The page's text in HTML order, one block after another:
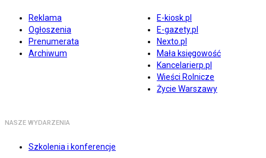
Reklama
Ogłoszenia
Prenumerata
Archiwum
E-kiosk.pl
E-gazety.pl
Nexto.pl
Mała księgowość
Kancelarierp.pl
Wieści Rolnicze
Życie Warszawy
NASZE WYDARZENIA
Szkolenia i konferencje